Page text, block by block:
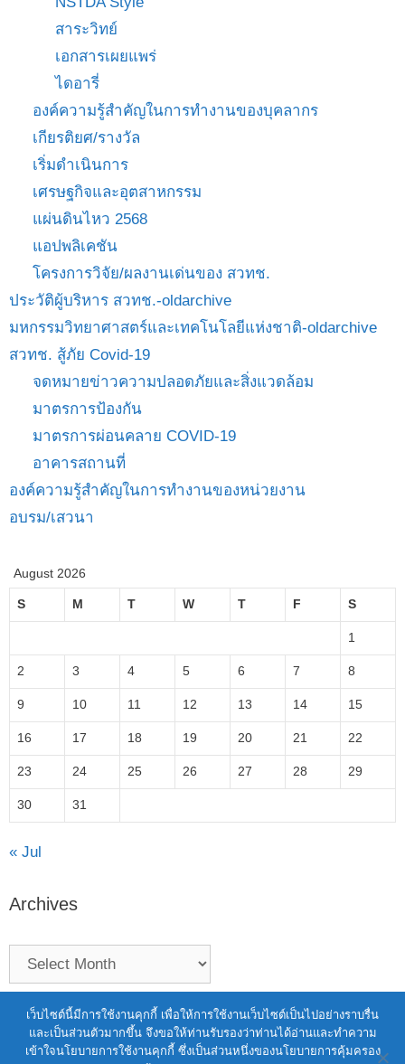
สาระวิทย์
เอกสารเผยแพร่
ไดอารี่
องค์ความรู้สำคัญในการทำงานของบุคลากร
เกียรติยศ/รางวัล
เริ่มดำเนินการ
เศรษฐกิจและอุตสาหกรรม
แผ่นดินไหว 2568
แอปพลิเคชัน
โครงการวิจัย/ผลงานเด่นของ สวทช.
ประวัติผู้บริหาร สวทช.-oldarchive
มหกรรมวิทยาศาสตร์และเทคโนโลยีแห่งชาติ-oldarchive
สวทช. สู้ภัย Covid-19
จดหมายข่าวความปลอดภัยและสิ่งแวดล้อม
มาตรการป้องกัน
มาตรการผ่อนคลาย COVID-19
อาคารสถานที่
องค์ความรู้สำคัญในการทำงานของหน่วยงาน
อบรม/เสวนา
August 2026
S M T W T F S
1
2 3 4 5 6 7 8
9 10 11 12 13 14 15
16 17 18 19 20 21 22
23 24 25 26 27 28 29
30 31
« Jul
Archives
Terms of Service|Personal Data Protection Policy
2021 สำนักงานพัฒนาวิทยาศาสตร์และ
เทคโนโลยีแห่งชาติ (สวทช.)
เว็บไซต์นี้มีการใช้งานคุกกี้ เพื่อให้การใช้งานเว็บไซต์เป็นไปอย่างราบรื่น
และเป็นส่วนตัวมากขึ้น จึงขอให้ท่านรับรองว่าท่านได้อ่านและทำความ
เข้าใจนโยบายการใช้งานคุกกี้ ซึ่งเป็นส่วนหนึ่งของนโยบายการคุ้มครอง